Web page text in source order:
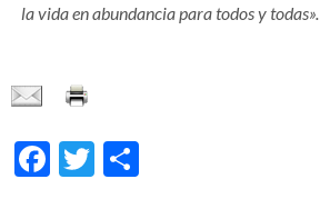
la vida en abundancia para todos y todas».
Facebook
Twitter
Compartir